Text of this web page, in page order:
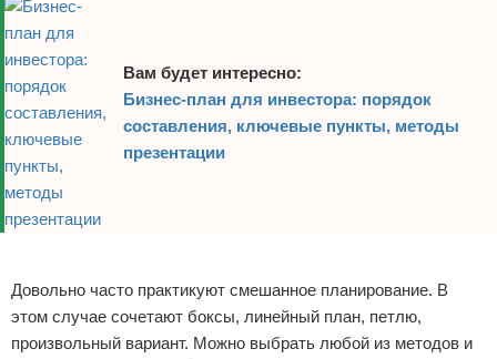
Вам будет интересно:
Бизнес-план для инвестора: порядок
составления, ключевые пункты, методы
презентации
Довольно часто практикуют смешанное планирование. В
этом случае сочетают боксы, линейный план, петлю,
произвольный вариант. Можно выбрать любой из методов и